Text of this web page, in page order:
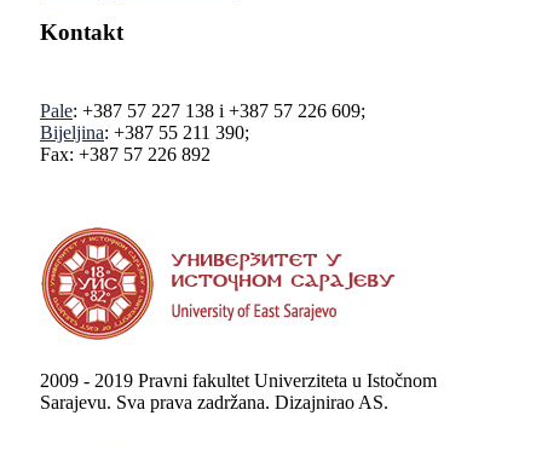
Kontakt
Pale: +387 57 227 138 i +387 57 226 609;
Bijeljina: +387 55 211 390;
Fax: +387 57 226 892
2009 - 2019 Pravni fakultet Univerziteta u Istočnom
Sarajevu. Sva prava zadržana. Dizajnirao AS.